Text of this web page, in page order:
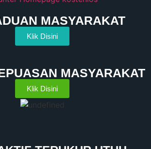
MASYARAKAT
Klik Disini
MASYARAKAT
Klik Disini